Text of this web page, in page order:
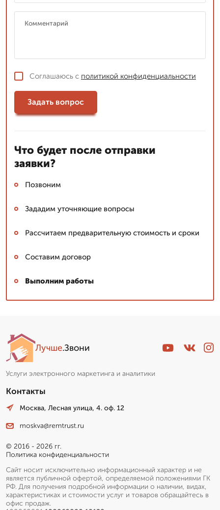
Соглашаюсь с политикой конфиденциальности
Задать вопрос
Что будет после отправки
заявки?
Позвоним
Зададим уточняющие вопросы
Рассчитаем предварительную стоимость и сроки
Составим договор
Выполним работы
Лучше.Звони
Услуги электронного маркетинга и аналитики
Контакты
Москва, Лесная улица, 4. оф. 12
moskva@remtrust.ru
© 2016 - 2026 гг.
Политика конфиденциальности
Сайт носит исключительно информационный характер и не
является публичной офертой, определяемой положениями ГК
РФ. Для получения подробной информации о наличии, видах,
характеристиках и стоимости услуг и товаров обращайтесь в
офис продаж.